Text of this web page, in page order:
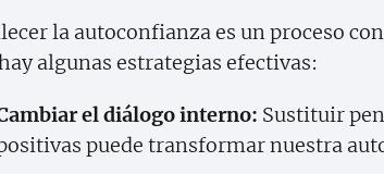
la autoconfianza es un proceso
algunas estrategias efectivas:
el diálogo interno: Sustituir
puede transformar nuestra